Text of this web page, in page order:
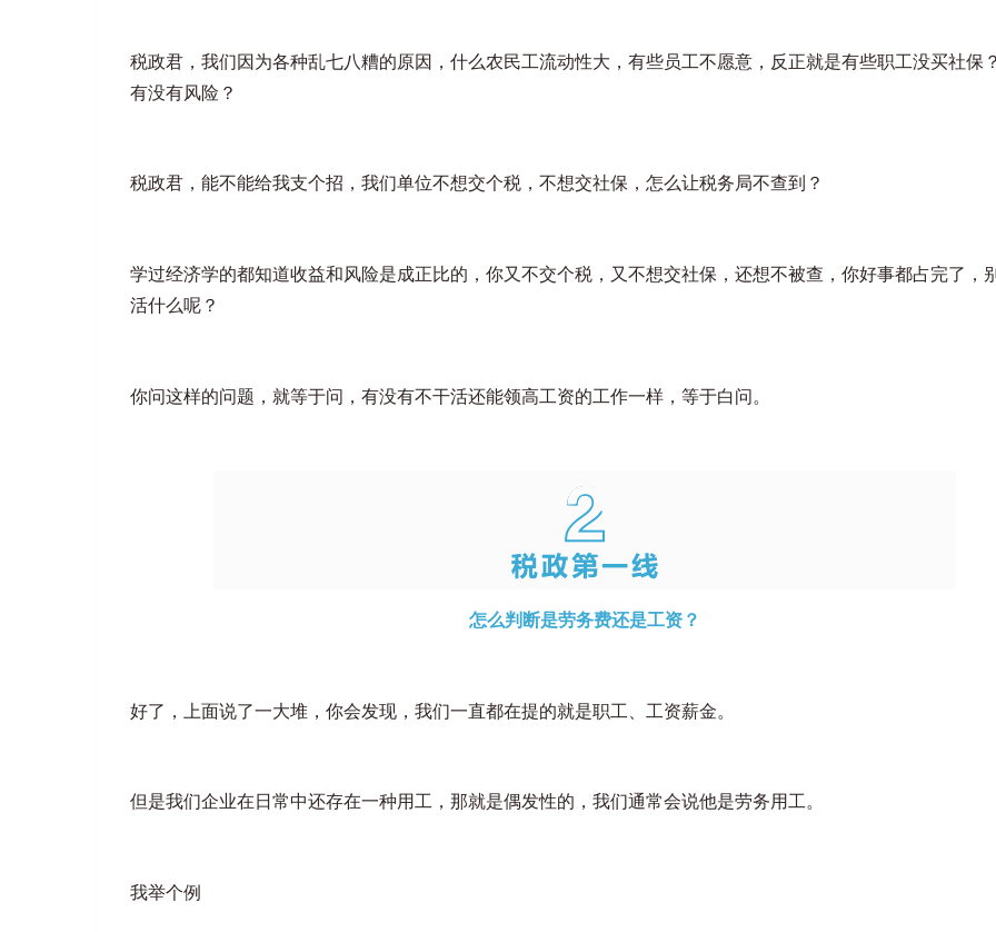
税政君 ，我们因为各种乱七八糟的原因，什么农民工流动性大，有些员工不愿意，反正就是有些职工没买社保
有没有风险？
税政君 ，能不能给我支个招，我们单位不想交个税，不想交社保，怎么让税务局不查到？
学过经济学的都知道收益和风险是成正比的，你又不交个税，又不想交社保，还想不被查，你好事都占完了，
活什么呢？
你问这样的问题，就等于问，有没有不干活还能领高工资的工作一样，等于白问。
怎么判断是劳务费还是工资？
好了，上面说了一大堆，你会发现，我们一直都在提的就是职工、工资薪金。
但是我们企业在日常中还存在一种用工，那就是偶发性的，我们通常会说他是劳务用工。
我举个例